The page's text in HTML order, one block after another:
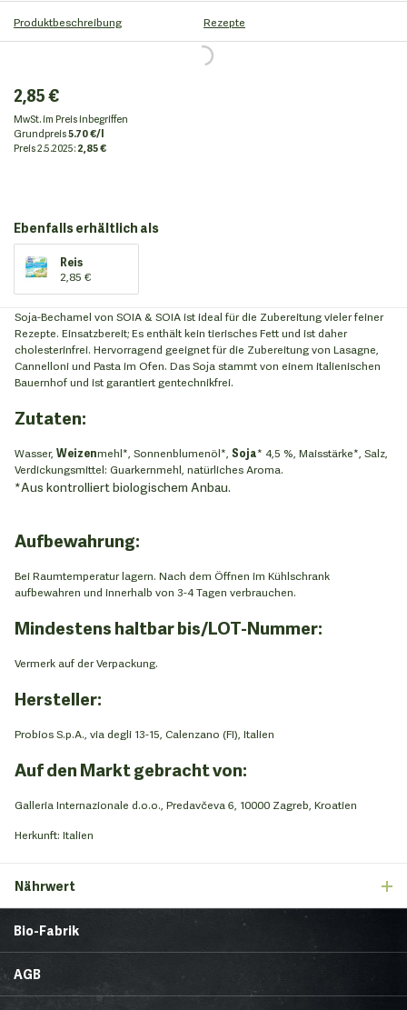
Produktbeschreibung Rezepte
2,85 €
MwSt. im Preis inbegriffen
Grundpreis5.70 €/l
Preis2.5.2025:2,85 €
Ebenfalls erhältlich als
Reis
2,85 €
Soja-Bechamel von SOIA & SOIA ist ideal für die Zubereitung vieler feiner
Rezepte. Einsatzbereit; Es enthält kein tierisches Fett und ist daher
cholesterinfrei. Hervorragend geeignet für die Zubereitung von Lasagne,
Cannelloni und Pasta im Ofen. Das Soja stammt von einem italienischen
Bauernhof und ist garantiert gentechnikfrei.
Zutaten:
Wasser, Weizenmehl*, Sonnenblumenöl*, Soja* 4,5 %, Maisstärke*, Salz,
Verdickungsmittel: Guarkernmehl, natürliches Aroma.
*Aus kontrolliert biologischem Anbau.
Aufbewahrung:
Bei Raumtemperatur lagern. Nach dem Öffnen im Kühlschrank
aufbewahren und innerhalb von 3-4 Tagen verbrauchen.
Mindestens haltbar bis/LOT-Nummer:
Vermerk auf der Verpackung.
Hersteller:
Probios S.p.A., via degli 13-15, Calenzano (FI), Italien
Auf den Markt gebracht von:
Galleria Internazionale d.o.o., Predavčeva 6, 10000 Zagreb, Kroatien
Herkunft: Italien
Nährwert
Bio-Fabrik
News
AGB
Lieferbedingungen